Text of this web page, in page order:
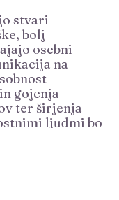
stvari
bolj
osebni
na
gojenja
ter širjenja
ljudmi bo